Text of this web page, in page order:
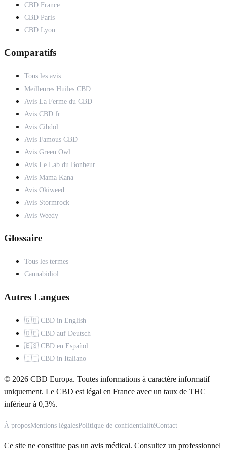
CBD France
CBD Paris
CBD Lyon
Comparatifs
Tous les avis
Meilleures Huiles CBD
Avis La Ferme du CBD
Avis CBD.fr
Avis Cibdol
Avis Famous CBD
Avis Green Owl
Avis Le Lab du Bonheur
Avis Mama Kana
Avis Okiweed
Avis Stormrock
Avis Weedy
Glossaire
Tous les termes
Cannabidiol
Autres Langues
🇬🇧 CBD in English
🇩🇪 CBD auf Deutsch
🇪🇸 CBD en Español
🇮🇹 CBD in Italiano
© 2026 CBD Europa. Toutes informations à caractère informatif
uniquement. Le CBD est légal en France avec un taux de THC
inférieur à 0,3%.
À proposMentions légalesPolitique de confidentialitéContact
Ce site ne constitue pas un avis médical. Consultez un professionnel